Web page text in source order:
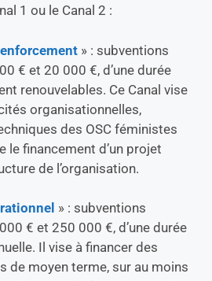
1 ou le Canal 2 :
» : subventions
€ et 20 000 €, d’une durée
renouvelables. Ce Canal vise
organisationnelles,
des OSC féministes
le financement d’un projet
de l’organisation.
» : subventions
€ et 250 000 €, d’une durée
Il vise à financer des
de moyen terme, sur au moins